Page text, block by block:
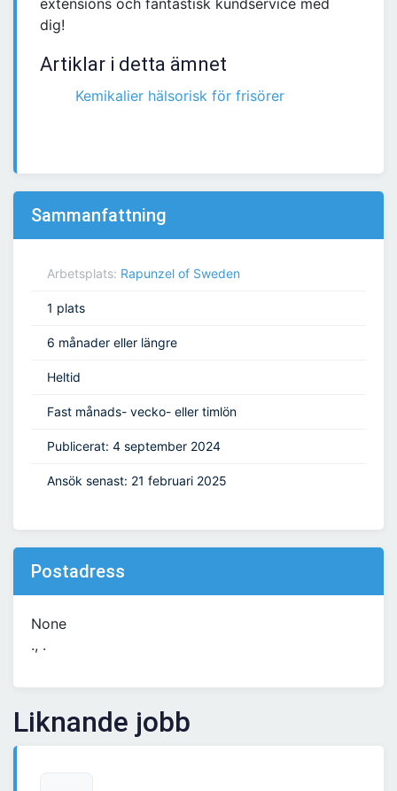
extensions och fantastisk kundservice med
dig!
Artiklar i detta ämnet
Kemikalier hälsorisk för frisörer
Sammanfattning
Arbetsplats: Rapunzel of Sweden
1 plats
6 månader eller längre
Heltid
Fast månads- vecko- eller timlön
Publicerat: 4 september 2024
Ansök senast: 21 februari 2025
Postadress
None
., .
Liknande jobb